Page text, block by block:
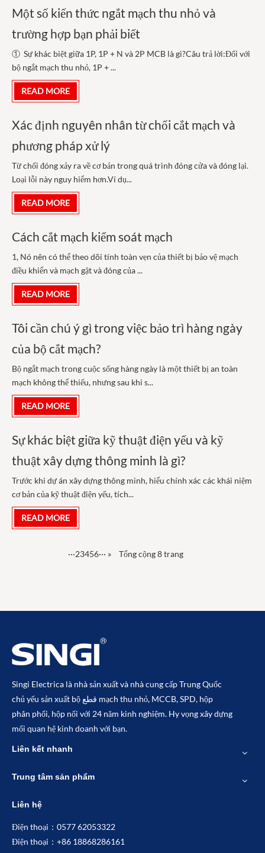
Một số kiến thức ngắt mạch thu nhỏ và
trường hợp bạn phải biết
① Sự khác biệt giữa 1P, 1P + N và 2P MCB là gì?Câu trả lời:Đối với
bộ ngắt mạch thu nhỏ, 1P + ...
READ MORE
Xác định nguyên nhân từ chối cắt mạch và
phương pháp xử lý
Từ chối đóng xảy ra về cơ bản trong quá trình đóng cửa và đóng lại.
Loại lỗi này nguy hiểm hơn.Ví dụ...
READ MORE
Cách cắt mạch kiểm soát mạch
1, Nó nên có thể theo dõi tính toàn vẹn của thiết bị bảo vệ mạch
điều khiển và mạch gật và đóng của ...
READ MORE
Tôi cần chú ý gì trong việc bảo trì hàng ngày
của bộ cắt mạch?
Bộ ngắt mạch trong cuộc sống hàng ngày là một thiết bị an toàn
mạch không thể thiếu, nhưng sau khi s...
READ MORE
Sự khác biệt giữa kỹ thuật điện yếu và kỹ
thuật xây dựng thông minh là gì?
Trước khi dự án xây dựng thông minh, hiểu chính xác các khái niệm
cơ bản của kỹ thuật điện yếu, tích...
READ MORE
···23456··· » Tổng cộng 8 trang
Singi Electrica là nhà sản xuất và nhà cung cấp Trung Quốc
chủ yếu sản xuất bộ قطع mạch thu nhỏ, MCCB, SPD, hộp
phân phối, hộp nối với 24 năm kinh nghiệm. Hy vọng xây dựng
mối quan hệ kinh doanh với bạn.
Liên kết nhanh
Trung tâm sản phẩm
Liên hệ
Điện thoại：0577 62053322
Điện thoại：+86 18868286161